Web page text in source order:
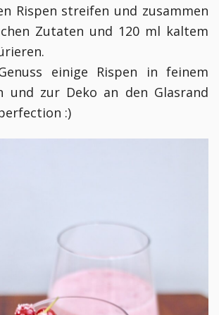
Rispen streifen und zusammen
Zutaten und 120 ml kaltem
einige Rispen in feinem
und zur Deko an den Glasrand
:)